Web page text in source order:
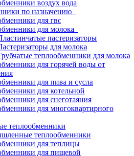
воздух вода
по назначению
для гвс
для молока
пастеризаторы
для молока
теплообменники для молока
для горячей воды от
для пива и сусла
для котельной
для снеготаяния
для многоквартирного
теплообменники
теплообменники
для теплицы
для пищевой